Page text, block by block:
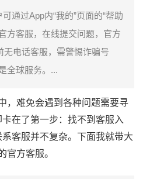
通过App内“我的”页面的“帮助
方客服，在线提交问题，官方
无电话客服，需警惕诈骗号
全球服务。...
，难免会遇到各种问题需要寻
在了第一步：找不到客服入
客服并不复杂。下面我就带大
官方客服。